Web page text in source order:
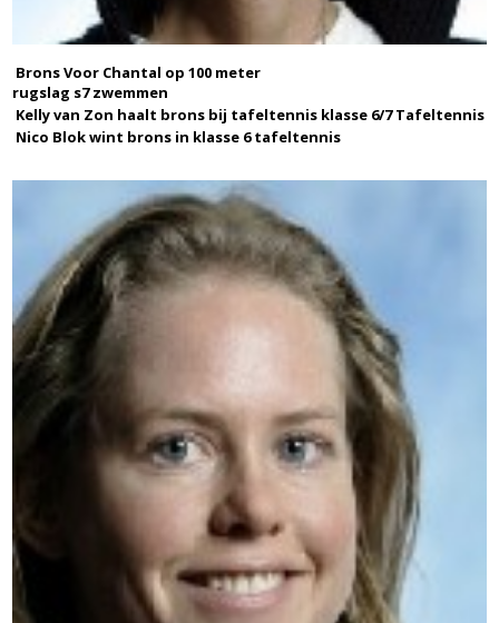
Brons Voor Chantal op 100 meter
rugslag s7 zwemmen
Kelly van Zon haalt brons bij tafeltennis klasse 6/7 Tafeltennis
Nico Blok wint brons in klasse 6 tafeltennis